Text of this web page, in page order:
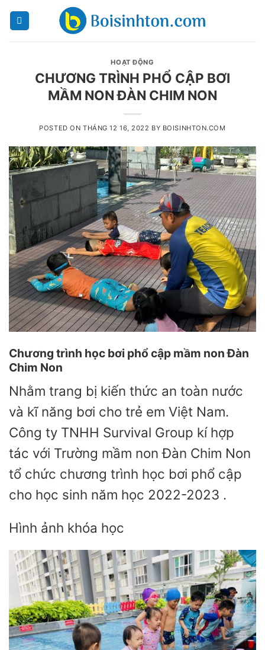
HOẠT ĐỘNG
CHƯƠNG TRÌNH PHỔ CẬP BƠI
MẦM NON ĐÀN CHIM NON
POSTED ON THÁNG 12 16, 2022 BY BOISINHTON.COM
Chương trình học bơi phổ cập mầm non Đàn
Chim Non
Nhằm trang bị kiến thức an toàn nước
và kĩ năng bơi cho trẻ em Việt Nam.
Công ty TNHH Survival Group kí hợp
tác với Trường mầm non Đàn Chim Non
tổ chức chương trình học bơi phổ cập
cho học sinh năm học 2022-2023 .
Hình ảnh khóa học